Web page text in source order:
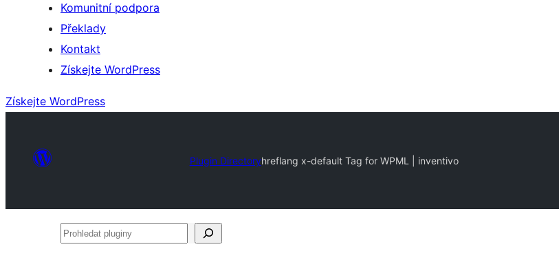
Komunitní podpora
Překlady
Kontakt
Získejte WordPress
Získejte WordPress
Plugin Directoryhreflang x-default Tag for WPML | inventivo
Prohledat